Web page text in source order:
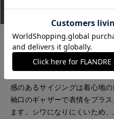
アイテム説明 サイ
【新サービス】おうちで
■デザイン
感のあるサイジングは着心地
袖口のギャザーで表情をプラ
ます。シワになりにくいため